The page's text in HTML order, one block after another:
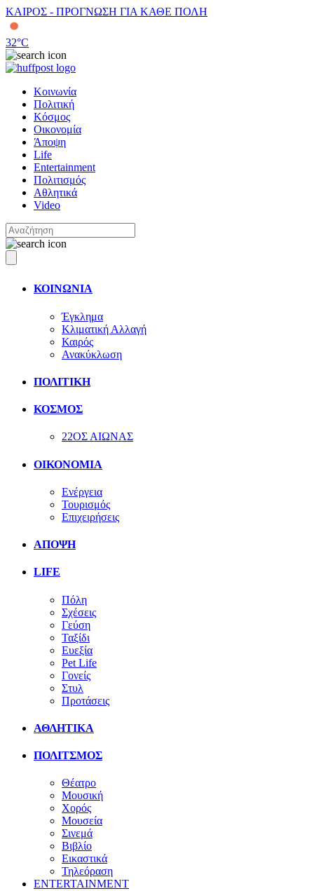
ΚΑΙΡΟΣ - ΠΡΟΓΝΩΣΗ ΓΙΑ ΚΑΘΕ ΠΟΛΗ
32°C
Κοινωνία
Πολιτική
Κόσμος
Οικονομία
Άποψη
Life
Entertainment
Πολιτισμός
Αθλητικά
Video
ΚΟΙΝΩΝΙΑ
Έγκλημα
Κλιματική Αλλαγή
Καιρός
Ανακύκλωση
ΠΟΛΙΤΙΚΗ
ΚΟΣΜΟΣ
22ΟΣ ΑΙΩΝΑΣ
ΟΙΚΟΝΟΜΙΑ
Ενέργεια
Τουρισμός
Επιχειρήσεις
ΑΠΟΨΗ
LIFE
Πόλη
Σχέσεις
Γεύση
Ταξίδι
Ευεξία
Pet Life
Γονείς
Στυλ
Προτάσεις
ΑΘΛΗΤΙΚΑ
ΠΟΛΙΤΣΜΟΣ
Θέατρο
Μουσική
Χορός
Μουσεία
Σινεμά
Βιβλίο
Εικαστικά
Τηλεόραση
ENTERTAINMENT